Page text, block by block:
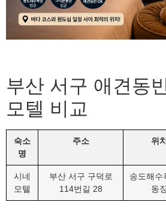
부산 서구 애견동
모텔 비교
숙소
명
주소 위
시네
모텔
부산 서구 구덕로
114번길 28
송도해수
동